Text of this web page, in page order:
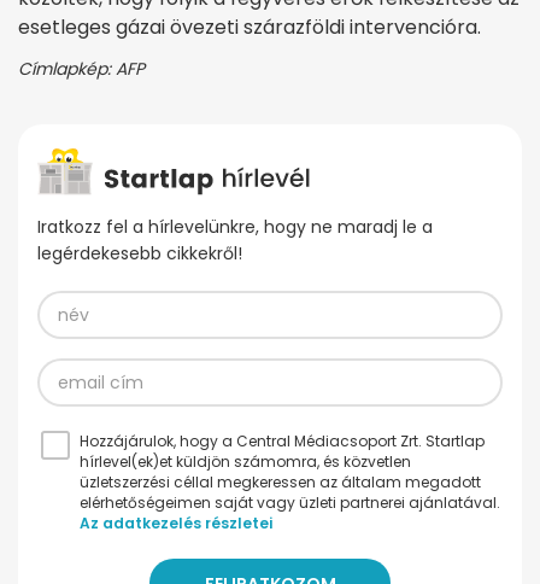
esetleges gázai övezeti szárazföldi intervencióra.
Címlapkép: AFP
Iratkozz fel a hírlevelünkre, hogy ne maradj le a
legérdekesebb cikkekről!
Hozzájárulok, hogy a Central Médiacsoport Zrt. Startlap
hírlevel(ek)et küldjön számomra, és közvetlen
üzletszerzési céllal megkeressen az általam megadott
elérhetőségeimen saját vagy üzleti partnerei ajánlatával.
Az adatkezelés részletei